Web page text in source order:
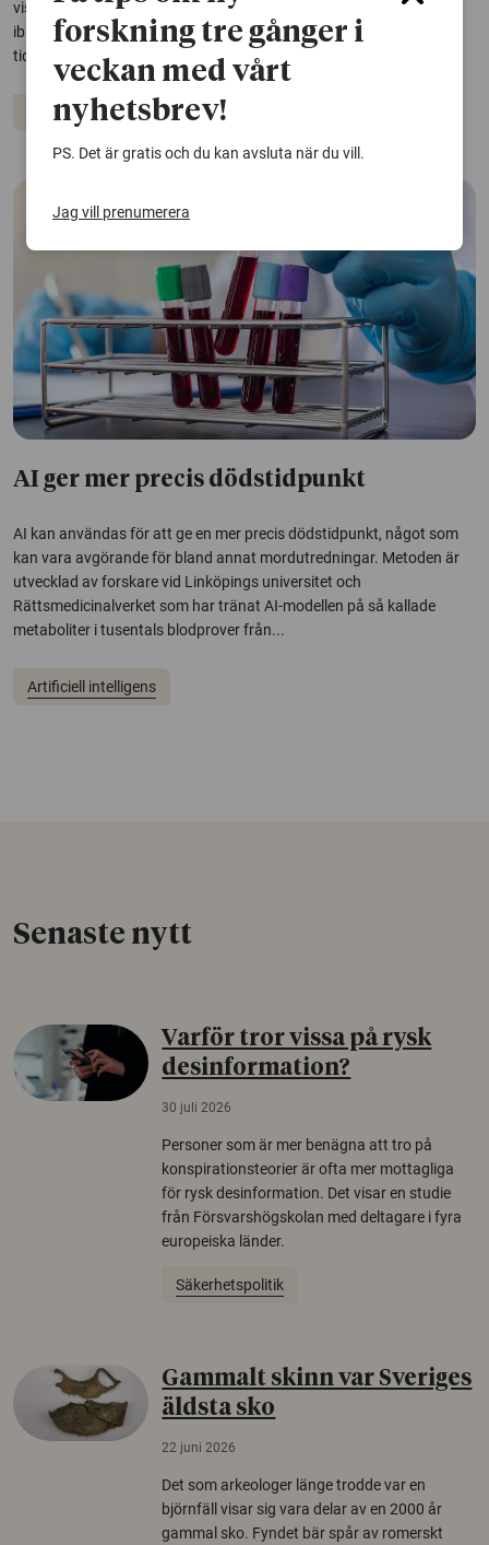
visualiserar året 1936. Resultatet: Bilder som är stereotypiska och
ibland rakt av felaktiga. Som svart-vita bilder av människor med
tidstypiska kläder – och mobiltelefon i handen.
Artificiell intelligens Media och kommunikation
AI ger mer precis dödstidpunkt
AI kan användas för att ge en mer precis dödstidpunkt, något som
kan vara avgörande för bland annat mordutredningar. Metoden är
utvecklad av forskare vid Linköpings universitet och
Rättsmedicinalverket som har tränat AI-modellen på så kallade
metaboliter i tusentals blodprover från...
Artificiell intelligens
Senaste nytt
Varför tror vissa på rysk
desinformation?
30 juli 2026
Personer som är mer benägna att tro på
konspirationsteorier är ofta mer mottagliga
för rysk desinformation. Det visar en studie
från Försvarshögskolan med deltagare i fyra
europeiska länder.
Säkerhetspolitik
Gammalt skinn var Sveriges
äldsta sko
22 juni 2026
Det som arkeologer länge trodde var en
björnfäll visar sig vara delar av en 2000 år
gammal sko. Fyndet bär spår av romerskt
forskning tre gånger i
veckan med vårt
nyhetsbrev!
PS. Det är gratis och du kan avsluta när du vill.
Jag vill prenumerera